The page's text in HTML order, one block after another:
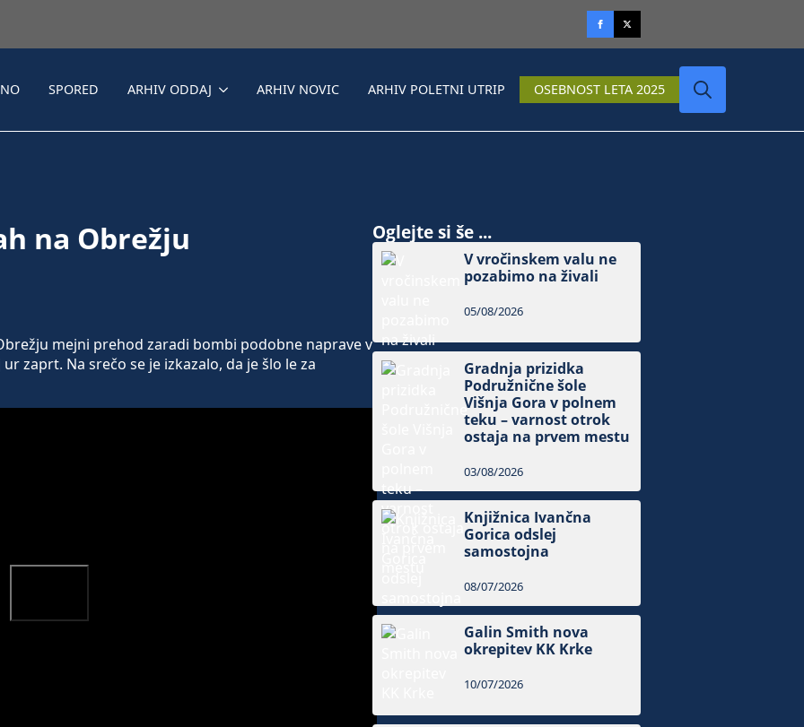
SPORED ARHIV ODDAJ ARHIV NOVIC ARHIV POLETNI UTRIP OSEBNOST LETA 2025
na Obrežju
Obrežju mejni prehod zaradi bombi podobne naprave v
zaprt. Na srečo se je izkazalo, da je šlo le za
Oglejte si še ...
V vročinskem valu ne
pozabimo na živali
05/08/2026
Gradnja prizidka
Podružnične šole
Višnja Gora v polnem
teku – varnost otrok
ostaja na prvem mestu
03/08/2026
Knjižnica Ivančna
Gorica odslej
samostojna
08/07/2026
Galin Smith nova
okrepitev KK Krke
10/07/2026